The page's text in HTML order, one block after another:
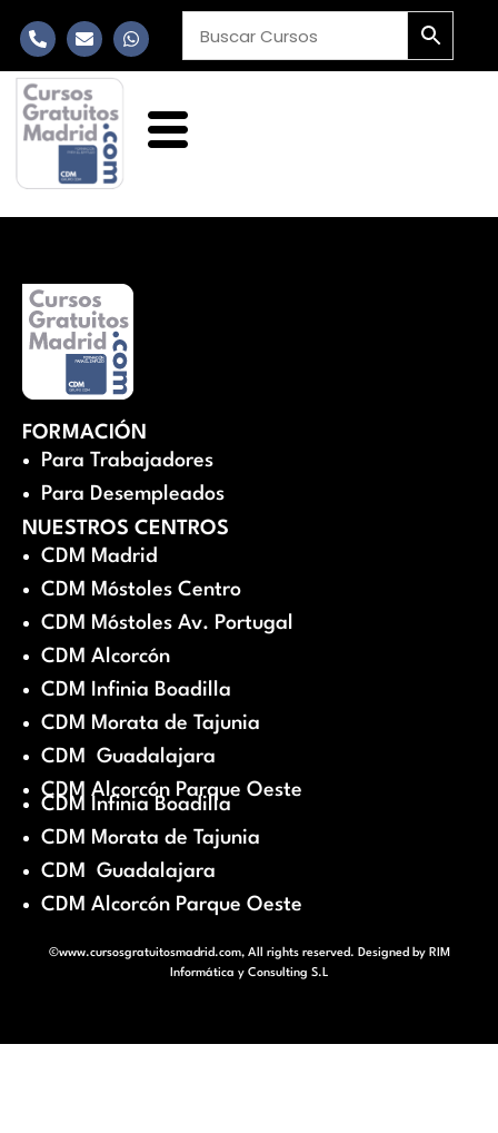
FORMACIÓN
Para Trabajadores
Para Desempleados
NUESTROS CENTROS
CDM Madrid
CDM Móstoles Centro
CDM Móstoles Av. Portugal
CDM Alcorcón
CDM Infinia Boadilla
CDM Morata de Tajunia
CDM Guadalajara
CDM Alcorcón Parque Oeste
CDM Infinia Boadilla
CDM Morata de Tajunia
CDM Guadalajara
CDM Alcorcón Parque Oeste
©www.cursosgratuitosmadrid.com, All rights reserved. Designed by RIM
Informática y Consulting S.L